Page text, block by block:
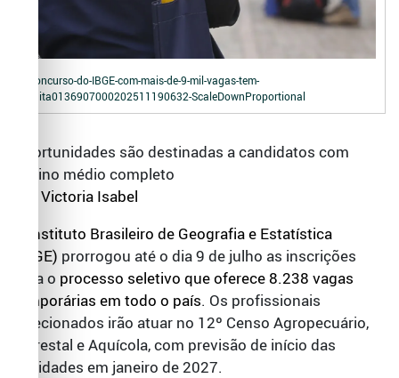
Concurso-do-IBGE-com-mais-de-9-mil-vagas-tem-
edita0136907000202511190632-ScaleDownProportional
Oportunidades são destinadas a candidatos com
ensino médio completo
Victoria Isabel
Instituto Brasileiro de Geografia e Estatística
(IBGE) prorrogou até o dia 9 de julho as inscrições
para o processo seletivo que oferece 8.238 vagas
temporárias em todo o país. Os profissionais
selecionados irão atuar no 12º Censo Agropecuário,
Florestal e Aquícola, com previsão de início das
atividades em janeiro de 2027.